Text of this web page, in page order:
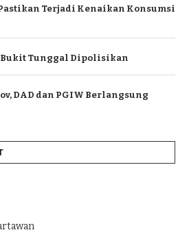
Terjadi Kenaikan Konsumsi
Bukit Tunggal Dipolisikan
DAD dan PGIW Berlangsung